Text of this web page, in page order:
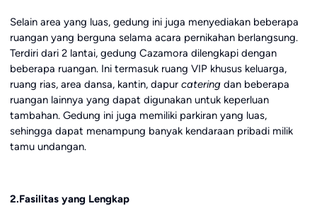
Selain area yang luas, gedung ini juga menyediakan beberapa
ruangan yang berguna selama acara pernikahan berlangsung.
Terdiri dari 2 lantai, gedung Cazamora dilengkapi dengan
beberapa ruangan. Ini termasuk ruang VIP khusus keluarga,
ruang rias, area dansa, kantin, dapurcateringdan beberapa
ruangan lainnya yang dapat digunakan untuk keperluan
tambahan. Gedung ini juga memiliki parkiran yang luas,
sehingga dapat menampung banyak kendaraan pribadi milik
tamu undangan.
2.Fasilitas yang Lengkap